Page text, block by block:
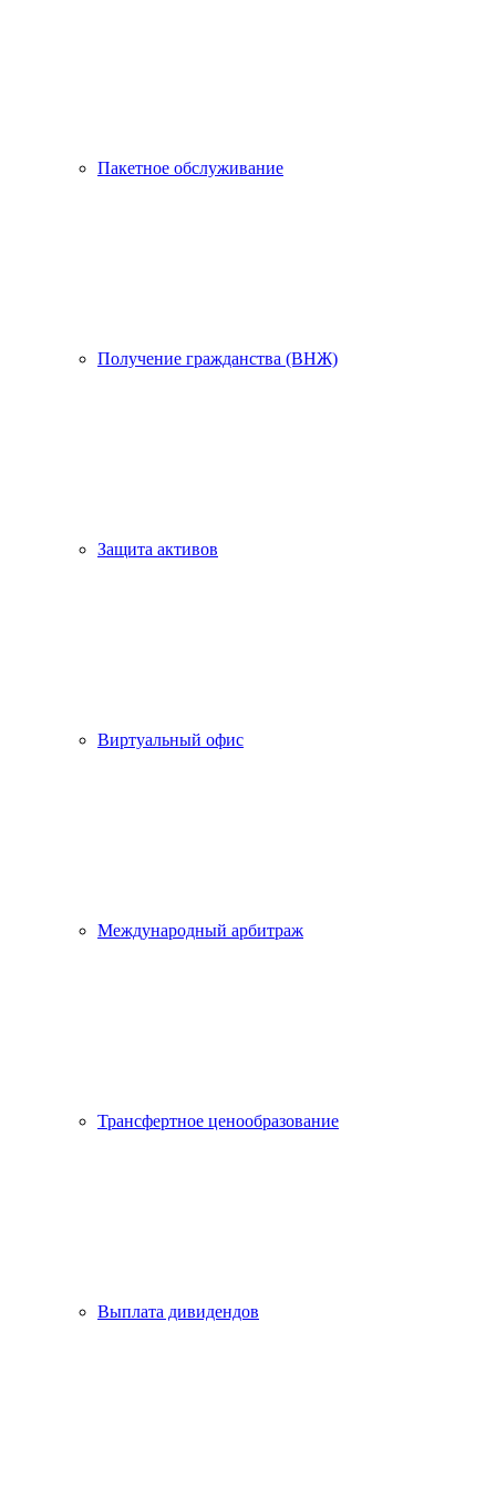
Пакетное обслуживание
Получение гражданства (ВНЖ)
Защита активов
Виртуальный офис
Международный арбитраж
Трансфертное ценообразование
Выплата дивидендов